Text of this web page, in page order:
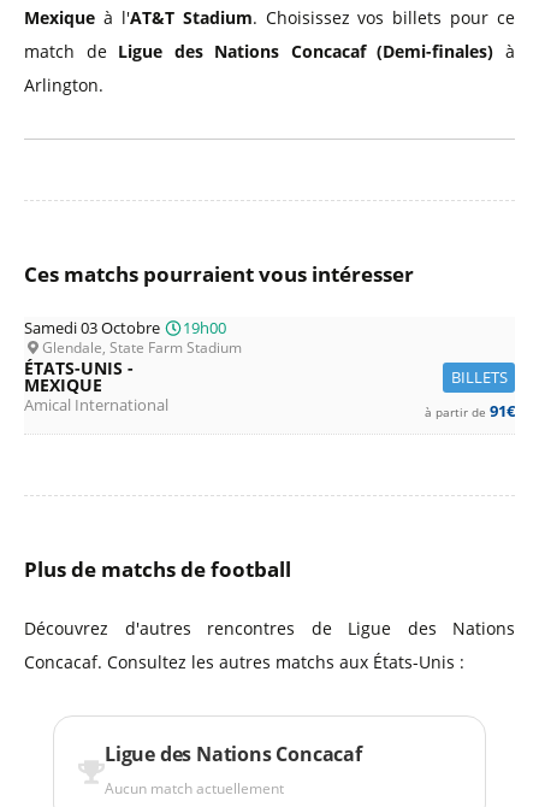
Mexique à l'AT&T Stadium. Choisissez vos billets pour ce
match de Ligue des Nations Concacaf (Demi-finales) à
Arlington.
Ces matchs pourraient vous intéresser
Samedi 03 Octobre 19h00
Glendale, State Farm Stadium
BILLETS
ÉTATS-UNIS -
MEXIQUE
Amical International à partir de 91€
Plus de matchs de football
Découvrez d'autres rencontres de Ligue des Nations
Concacaf. Consultez les autres matchs aux États-Unis :
Ligue des Nations Concacaf
Aucun match actuellement